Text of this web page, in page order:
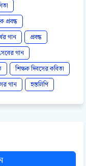
প্রবন্ধ
গান
প্রবন্ধ
গান
শিক্ষক দিবসের কবিতা
গান হস্তলিপি